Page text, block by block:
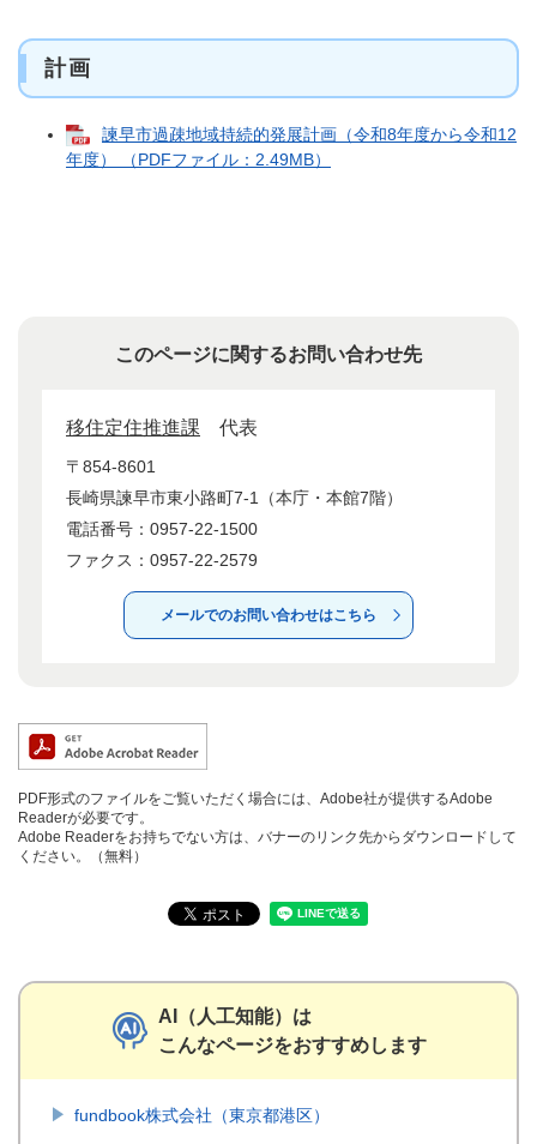
計画
諫早市過疎地域持続的発展計画（令和8年度から令和12
年度） （PDFファイル：2.49MB）
このページに関するお問い合わせ先
移住定住推進課 代表
〒854-8601
長崎県諫早市東小路町7-1（本庁・本館7階）
電話番号：0957-22-1500
ファクス：0957-22-2579
メールでのお問い合わせはこちら
PDF形式のファイルをご覧いただく場合には、Adobe社が提供するAdobe
Readerが必要です。
Adobe Readerをお持ちでない方は、バナーのリンク先からダウンロードして
ください。（無料）
AI（人工知能）は
こんなページをおすすめします
fundbook株式会社（東京都港区）​